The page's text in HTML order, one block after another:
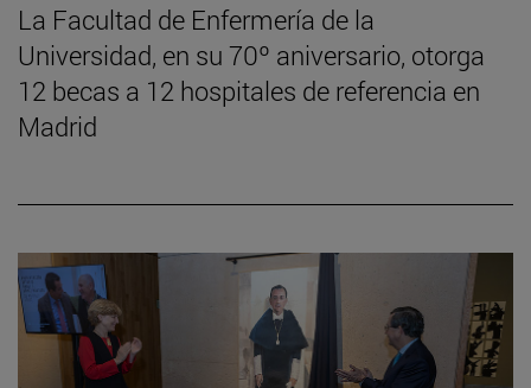
La Facultad de Enfermería de la
Universidad, en su 70º aniversario, otorga
12 becas a 12 hospitales de referencia en
Madrid